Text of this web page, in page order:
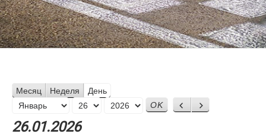
Месяц Неделя День
Месяц
День
Год
Назад
Вперед
26.01.2026